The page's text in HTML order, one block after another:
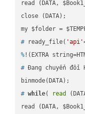
read (DATA,
close (DATA);
# ready_file( 'api'
% !(EXTRA
# Đang chuyển đổi
# while( read
read (DATA,